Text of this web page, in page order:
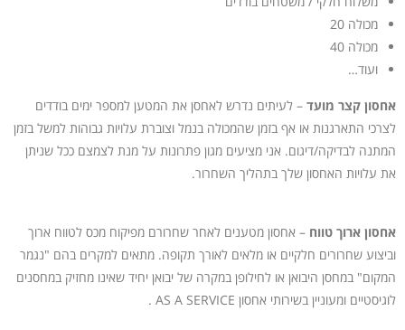
e
:
מכולה 20
מכולה 40
ועוד…
אחסון קצר מועד – לעיתים נדרש לאחסן את המטען למספר ימים בודדים
לצרכי התארגנות או אף בזמן שהמכולה בנמל וצוברת עלויות גבוהות למשל בזמן
המתנה לבדיקה/דיגום. אני מציעים מגון פתרונות על מנת לצמצם ככל שניתן
את עלויות האחסון שלך בתהליך השחרור.
אחסון ארוך טווח – אחסון מטענים לאחר שחרורם מפיקוח מכס לטווח ארוך
וביצוע שחרורים חלקיים או מלאים לאורך תקופה. מתאים למקרים בהם "נגמר
המקום" במחסן היבואן או לחילופן במקרה של יבואן יחיד שאינו מחזיק במחסנים
לוגיסטיים ומעוניין בשירותי אחסון AS A SERVICE .